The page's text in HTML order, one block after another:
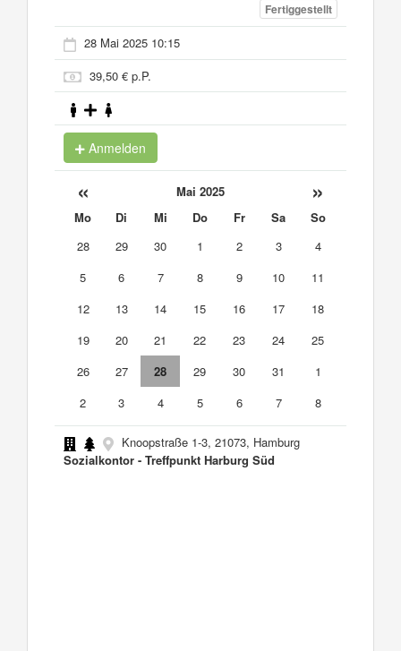
Fertiggestellt
28 Mai 2025 10:15
39,50 € p.P.
Anmelden
« Mai 2025 »
Mo Di Mi Do Fr Sa
So
28
29 30 1 2 3
4
5
6 7 8 9 10
11
12
13 14 15 16 17
18
19
20 21 22 23 24
25
26
27 28 29 30 31
1
2
3 4 5 6 7 8
Knoopstraße 1-3, 21073, Hamburg
Sozialkontor - Treffpunkt Harburg Süd